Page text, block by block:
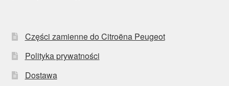
Części zamienne do Citroëna Peugeot
Polityka prywatności
Dostawa